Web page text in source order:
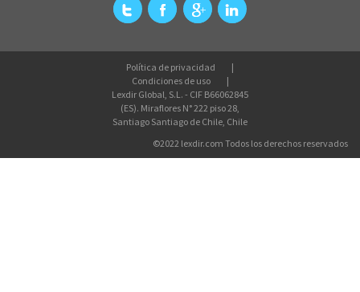
Política de privacidad
Condiciones de uso
Lexdir Global, S.L. - CIF B66062845
(ES). Miraflores N° 222 piso 28,
Santiago Santiago de Chile, Chile
©2022 lexdir.com Todos los derechos reservados